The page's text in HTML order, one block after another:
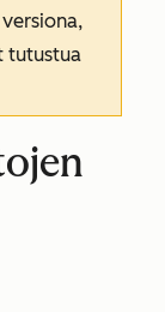
tutustua